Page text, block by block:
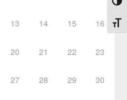
13 14 15 16
20 21 22 23
27 28 29 30